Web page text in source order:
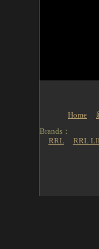
Home
Brands：
RRL
RRL